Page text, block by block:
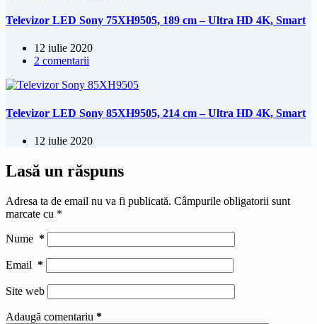
Televizor LED Sony 75XH9505, 189 cm – Ultra HD 4K, Smart
12 iulie 2020
2 comentarii
Televizor LED Sony 85XH9505, 214 cm – Ultra HD 4K, Smart
12 iulie 2020
Lasă un răspuns
Adresa ta de email nu va fi publicată. Câmpurile obligatorii sunt
marcate cu *
Nume *
Email *
Site web
Adaugă comentariu *